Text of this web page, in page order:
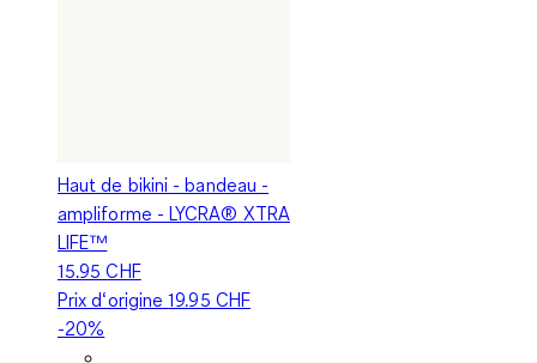
Haut de bikini - bandeau -
ampliforme - LYCRA® XTRA
LIFE™
15.95 CHF
Prix d‘origine19.95 CHF
-20%